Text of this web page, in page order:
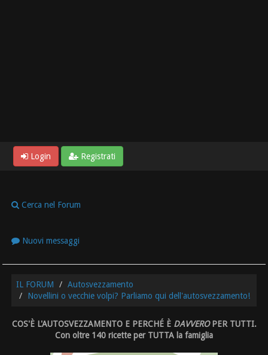
Login Registrati
Cerca nel Forum
Nuovi messaggi
IL FORUM
Autosvezzamento
Novellini o vecchie volpi? Parliamo qui dell'autosvezzamento!
COS'È L'AUTOSVEZZAMENTO E PERCHÉ È DAVVEROPER TUTTI.
Con oltre 140 ricette per TUTTA la famiglia